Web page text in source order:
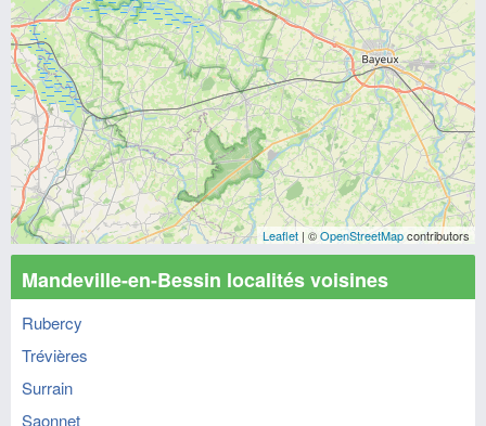
Leaflet | ©OpenStreetMapcontributors
Mandeville-en-Bessin localités voisines
Rubercy
Trévières
Surrain
Saonnet